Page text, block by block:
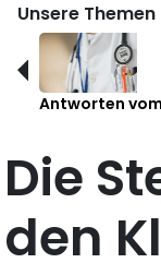
Unsere
Antworten
Die
den